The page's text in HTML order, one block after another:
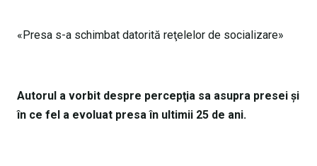
«Presa s-a schimbat datorită reţelelor de socializare»
Autorul a vorbit despre percepţia sa asupra presei şi
în ce fel a evoluat presa în ultimii 25 de ani.